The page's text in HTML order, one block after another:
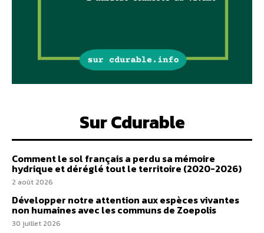
Sur Cdurable
Comment le sol français a perdu sa mémoire
hydrique et déréglé tout le territoire (2020-2026)
2 août 2026
Développer notre attention aux espèces vivantes
non humaines avec les communs de Zoepolis
30 juillet 2026